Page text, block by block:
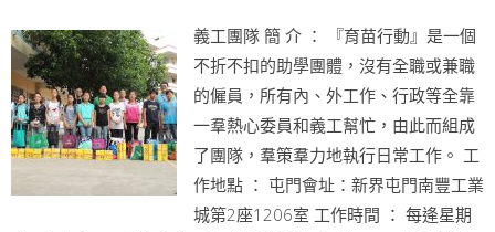
義工團隊 簡 介 ： 『育苗行動』是一個
不折不扣的助學團體，沒有全職或兼職
的僱員，所有內、外工作、行政等全靠
一羣熱心委員和義工幫忙，由此而組成
了團隊，羣策羣力地執行日常工作。 工
作地點 ： 屯門會址：新界屯門南豐工業
城第2座1206室 工作時間 ： 每逄星期